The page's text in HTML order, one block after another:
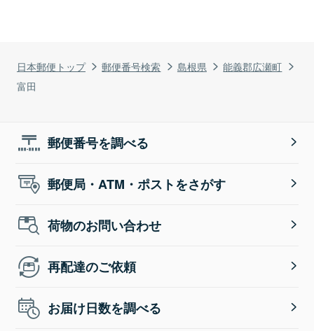
日本郵便トップ 郵便番号検索 島根県
能義郡広瀬町
富田
郵便番号を調べる
郵便局・ATM・ポストをさがす
荷物のお問い合わせ
再配達のご依頼
お届け日数を調べる